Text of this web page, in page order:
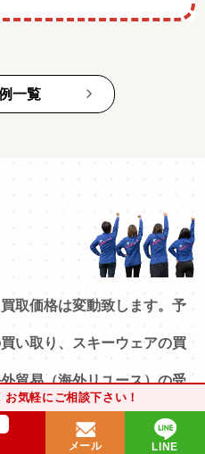
一覧
取価格は変動致します。予
い取り、スキーウェアの買
貿易（海外リユース）の受
変動、流行物の変動。
気軽にご相談下さい！
メール LINE